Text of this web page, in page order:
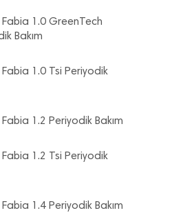
1.0 GreenTech
Bakım
1.0 Tsi Periyodik
1.2 Periyodik Bakım
1.2 Tsi Periyodik
1.4 Periyodik Bakım